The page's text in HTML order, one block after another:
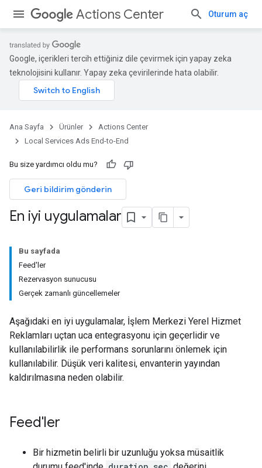
Actions Center Oturum aç
Google, içerikleri tercih ettiğiniz dile çevirmek için yapay zeka
teknolojisini kullanır. Yapay zeka çevirilerinde hata olabilir.
Ana Sayfa Ürünler
Actions Center
Local Services Ads End-to-End
Bu size yardımcı oldu mu?
Geri bildirim gönderin
En iyi uygulamalar
Bu sayfada
Feed'ler
Rezervasyon sunucusu
Gerçek zamanlı güncellemeler
Aşağıdaki en iyi uygulamalar, İşlem Merkezi Yerel Hizmet
Reklamları uçtan uca entegrasyonu için geçerlidir ve
kullanılabilirlik ile performans sorunlarını önlemek için
kullanılabilir. Düşük veri kalitesi, envanterin yayından
kaldırılmasına neden olabilir.
Feed'ler
Bir hizmetin belirli bir uzunluğu yoksa müsaitlik